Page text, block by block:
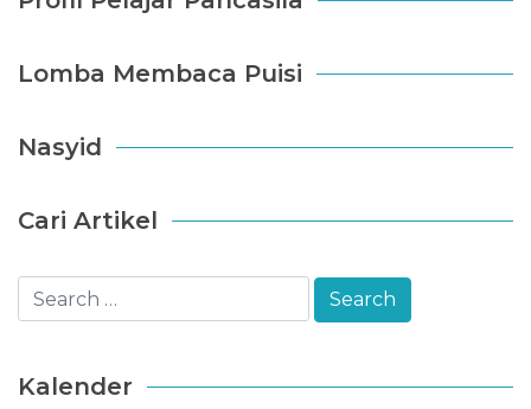
Lomba Membaca Puisi
Nasyid
Cari Artikel
Kalender